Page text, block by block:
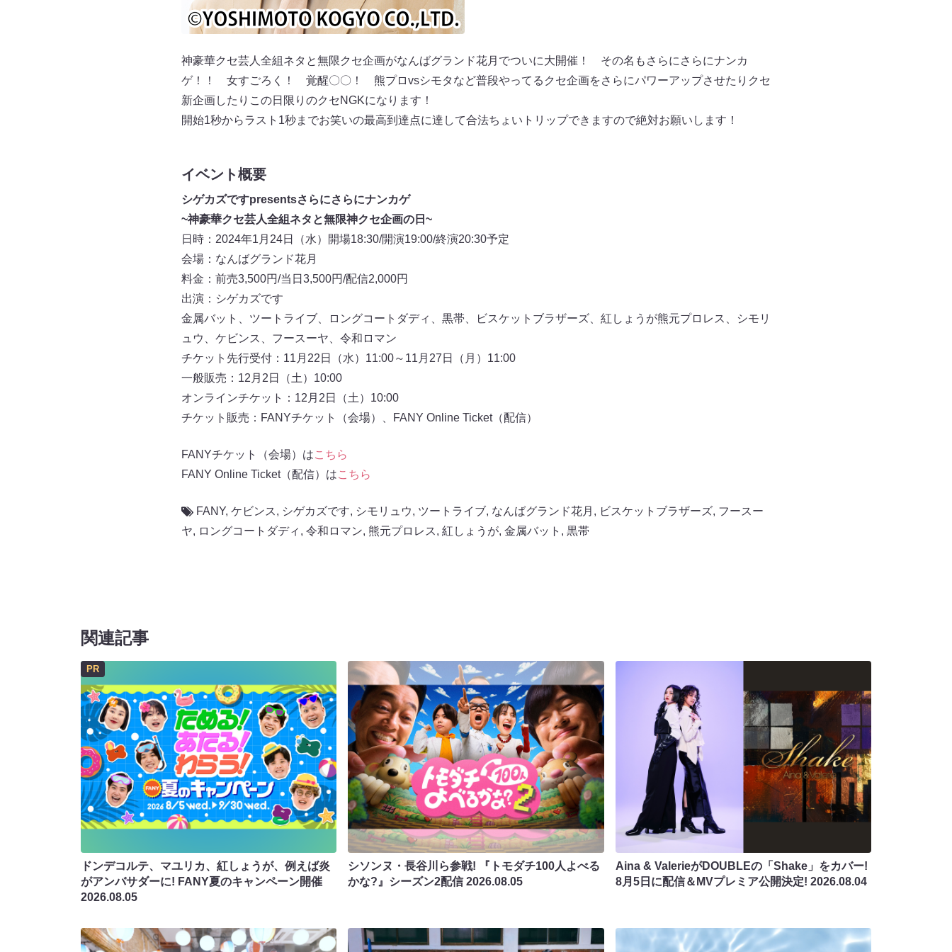
神豪華クセ芸人全組ネタと無限クセ企画がなんばグランド花月でついに大開催！ その名もさらにさらにナンカ
ゲ！！ 女すごろく！ 覚醒〇〇！ 熊プロvsシモタなど普段やってるクセ企画をさらにパワーアップさせたりクセ
新企画したりこの日限りのクセNGKになります！
開始1秒からラスト1秒までお笑いの最高到達点に達して合法ちょいトリップできますので絶対お願いします！
イベント概要
シゲカズですpresentsさらにさらにナンカゲ
~神豪華クセ芸人全組ネタと無限神クセ企画の日~
日時：2024年1月24日（水）開場18:30/開演19:00/終演20:30予定
会場：なんばグランド花月
料金：前売3,500円/当日3,500円/配信2,000円
出演：シゲカズです
金属バット、ツートライブ、ロングコートダディ、黒帯、ビスケットブラザーズ、紅しょうが熊元プロレス、シモリ
ュウ、ケビンス、フースーヤ、令和ロマン
チケット先行受付：11月22日（水）11:00～11月27日（月）11:00
一般販売：12月2日（土）10:00
オンラインチケット：12月2日（土）10:00
チケット販売：FANYチケット（会場）、FANY Online Ticket（配信）
FANYチケット（会場）はこちら
FANY Online Ticket（配信）はこちら
FANY, ケビンス, シゲカズです, シモリュウ, ツートライブ, なんばグランド花月 , ビスケットブラザーズ, フースー
ヤ, ロングコートダディ , 令和ロマン, 熊元プロレス, 紅しょうが, 金属バット , 黒帯
関連記事
PR
ドンデコルテ、マユリカ、紅しょうが、例えば炎
がアンバサダーに! FANY夏のキャンペーン開催
2026.08.05
シソンヌ・長谷川ら参戦! 『トモダチ100人よべる
かな?』シーズン2配信2026.08.05
Aina & ValerieがDOUBLEの「Shake」をカバー!
8月5日に配信＆MVプレミア公開決定! 2026.08.04